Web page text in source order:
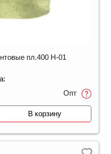
пл.400 Н-01
Опт
В корзину